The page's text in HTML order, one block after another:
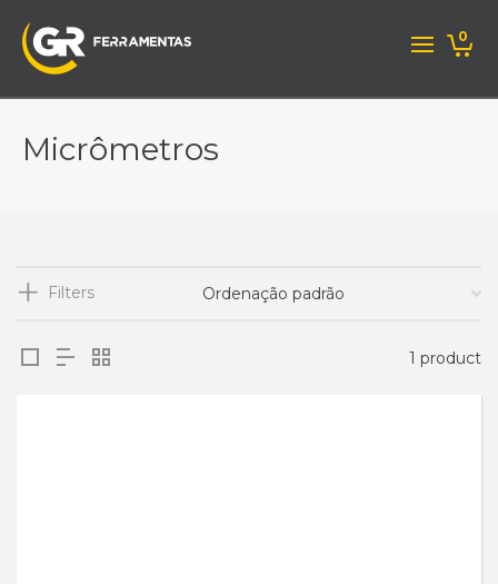
0
Micrômetros
Filters
1 product